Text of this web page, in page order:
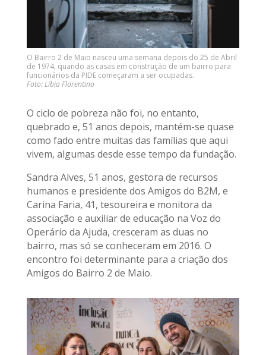
O Bairro 2 de Maio nasceu uma semana depois do 25 de Abril
de 1974, quando as casas em construção de um bairro para
funcionários da PIDE começaram a ser ocupadas.
Foto: Líbia Florentino
O ciclo de pobreza não foi, no entanto,
quebrado e, 51 anos depois, mantém-se quase
como fado entre muitas das famílias que aqui
vivem, algumas desde esse tempo da fundação.
Sandra Alves, 51 anos, gestora de recursos
humanos e presidente dos Amigos do B2M, e
Carina Faria, 41, tesoureira e monitora da
associação e auxiliar de educação na Voz do
Operário da Ajuda, cresceram as duas no
bairro, mas só se conheceram em 2016. O
encontro foi determinante para a criação dos
Amigos do Bairro 2 de Maio.